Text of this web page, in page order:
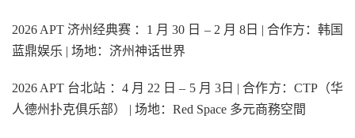
2026 APT 济州经典赛 ：1 月 30 日 – 2 月 8日 | 合作方：韩国
蓝鼎娱乐 | 场地：济州神话世界
2026 APT 台北站 ：4 月 22 日 – 5 月 3日 | 合作方：CTP（华
人德州扑克俱乐部） | 场地：Red Space 多元商務空間